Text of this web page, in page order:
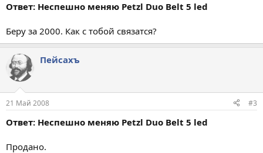
Ответ: Неспешно меняю Petzl Duo Belt 5 led
Беру за 2000. Как с тобой связатся?
Пейсахъ
21 Май 2008 #3
Ответ: Неспешно меняю Petzl Duo Belt 5 led
Продано.